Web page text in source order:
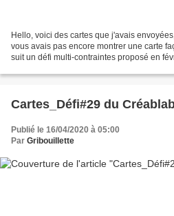
Hello, voici des cartes que j'avais
vous avais pas encore montrer une carte
suit un défi multi-contraintes proposé en
Cartes_Défi#29 du
Publié le 16/04/2020 à 05:00
Par Gribouillette